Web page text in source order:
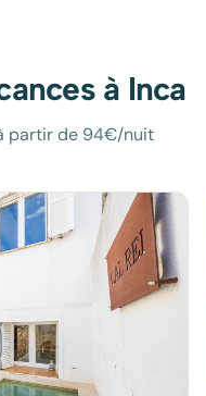
à Inca
partir de 94€/nuit